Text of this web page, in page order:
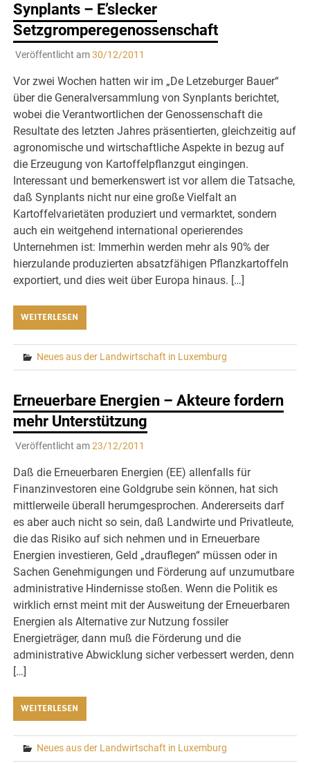
Synplants – E’slecker
Setzgromperegenossenschaft
Veröffentlicht am30/12/2011
Vor zwei Wochen hatten wir im „De Letzeburger Bauer“
über die Generalversammlung von Synplants berichtet,
wobei die Verantwortlichen der Genossenschaft die
Resultate des letzten Jahres präsentierten, gleichzeitig auf
agronomische und wirtschaftliche Aspekte in bezug auf
die Erzeugung von Kartoffelpflanzgut eingingen.
Interessant und bemerkenswert ist vor allem die Tatsache,
daß Synplants nicht nur eine große Vielfalt an
Kartoffelvarietäten produziert und vermarktet, sondern
auch ein weitgehend international operierendes
Unternehmen ist: Immerhin werden mehr als 90% der
hierzulande produzierten absatzfähigen Pflanzkartoffeln
exportiert, und dies weit über Europa hinaus. […]
WEITERLESEN
Neues aus der Landwirtschaft in Luxemburg
Erneuerbare Energien – Akteure fordern
mehr Unterstützung
Veröffentlicht am23/12/2011
Daß die Erneuerbaren Energien (EE) allenfalls für
Finanzinvestoren eine Goldgrube sein können, hat sich
mittlerweile überall herumgesprochen. Andererseits darf
es aber auch nicht so sein, daß Landwirte und Privatleute,
die das Risiko auf sich nehmen und in Erneuerbare
Energien investieren, Geld „drauflegen“ müssen oder in
Sachen Genehmigungen und Förderung auf unzumutbare
administrative Hindernisse stoßen. Wenn die Politik es
wirklich ernst meint mit der Ausweitung der Erneuerbaren
Energien als Alternative zur Nutzung fossiler
Energieträger, dann muß die Förderung und die
administrative Abwicklung sicher verbessert werden, denn
[…]
WEITERLESEN
Neues aus der Landwirtschaft in Luxemburg